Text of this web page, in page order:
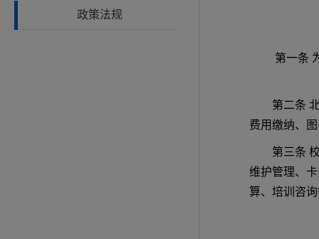
政策法规
第一条
第二条
费用缴纳、
第三条
维护管理、
算、培训咨